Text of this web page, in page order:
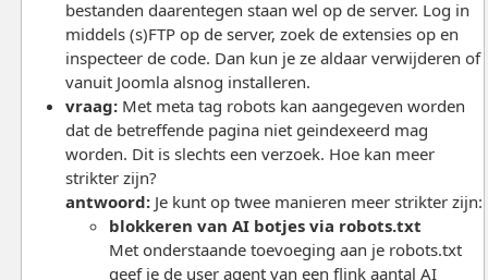
bestanden daarentegen staan wel op de server. Log in
middels (s)FTP op de server, zoek de extensies op en
inspecteer de code. Dan kun je ze aldaar verwijderen of
vanuit Joomla alsnog installeren.
vraag: Met meta tag robots kan aangegeven worden
dat de betreffende pagina niet geindexeerd mag
worden. Dit is slechts een verzoek. Hoe kan meer
strikter zijn?
antwoord: Je kunt op twee manieren meer strikter zijn:
blokkeren van AI botjes via robots.txt
Met onderstaande toevoeging aan je robots.txt
geef je de user agent van een flink aantal AI